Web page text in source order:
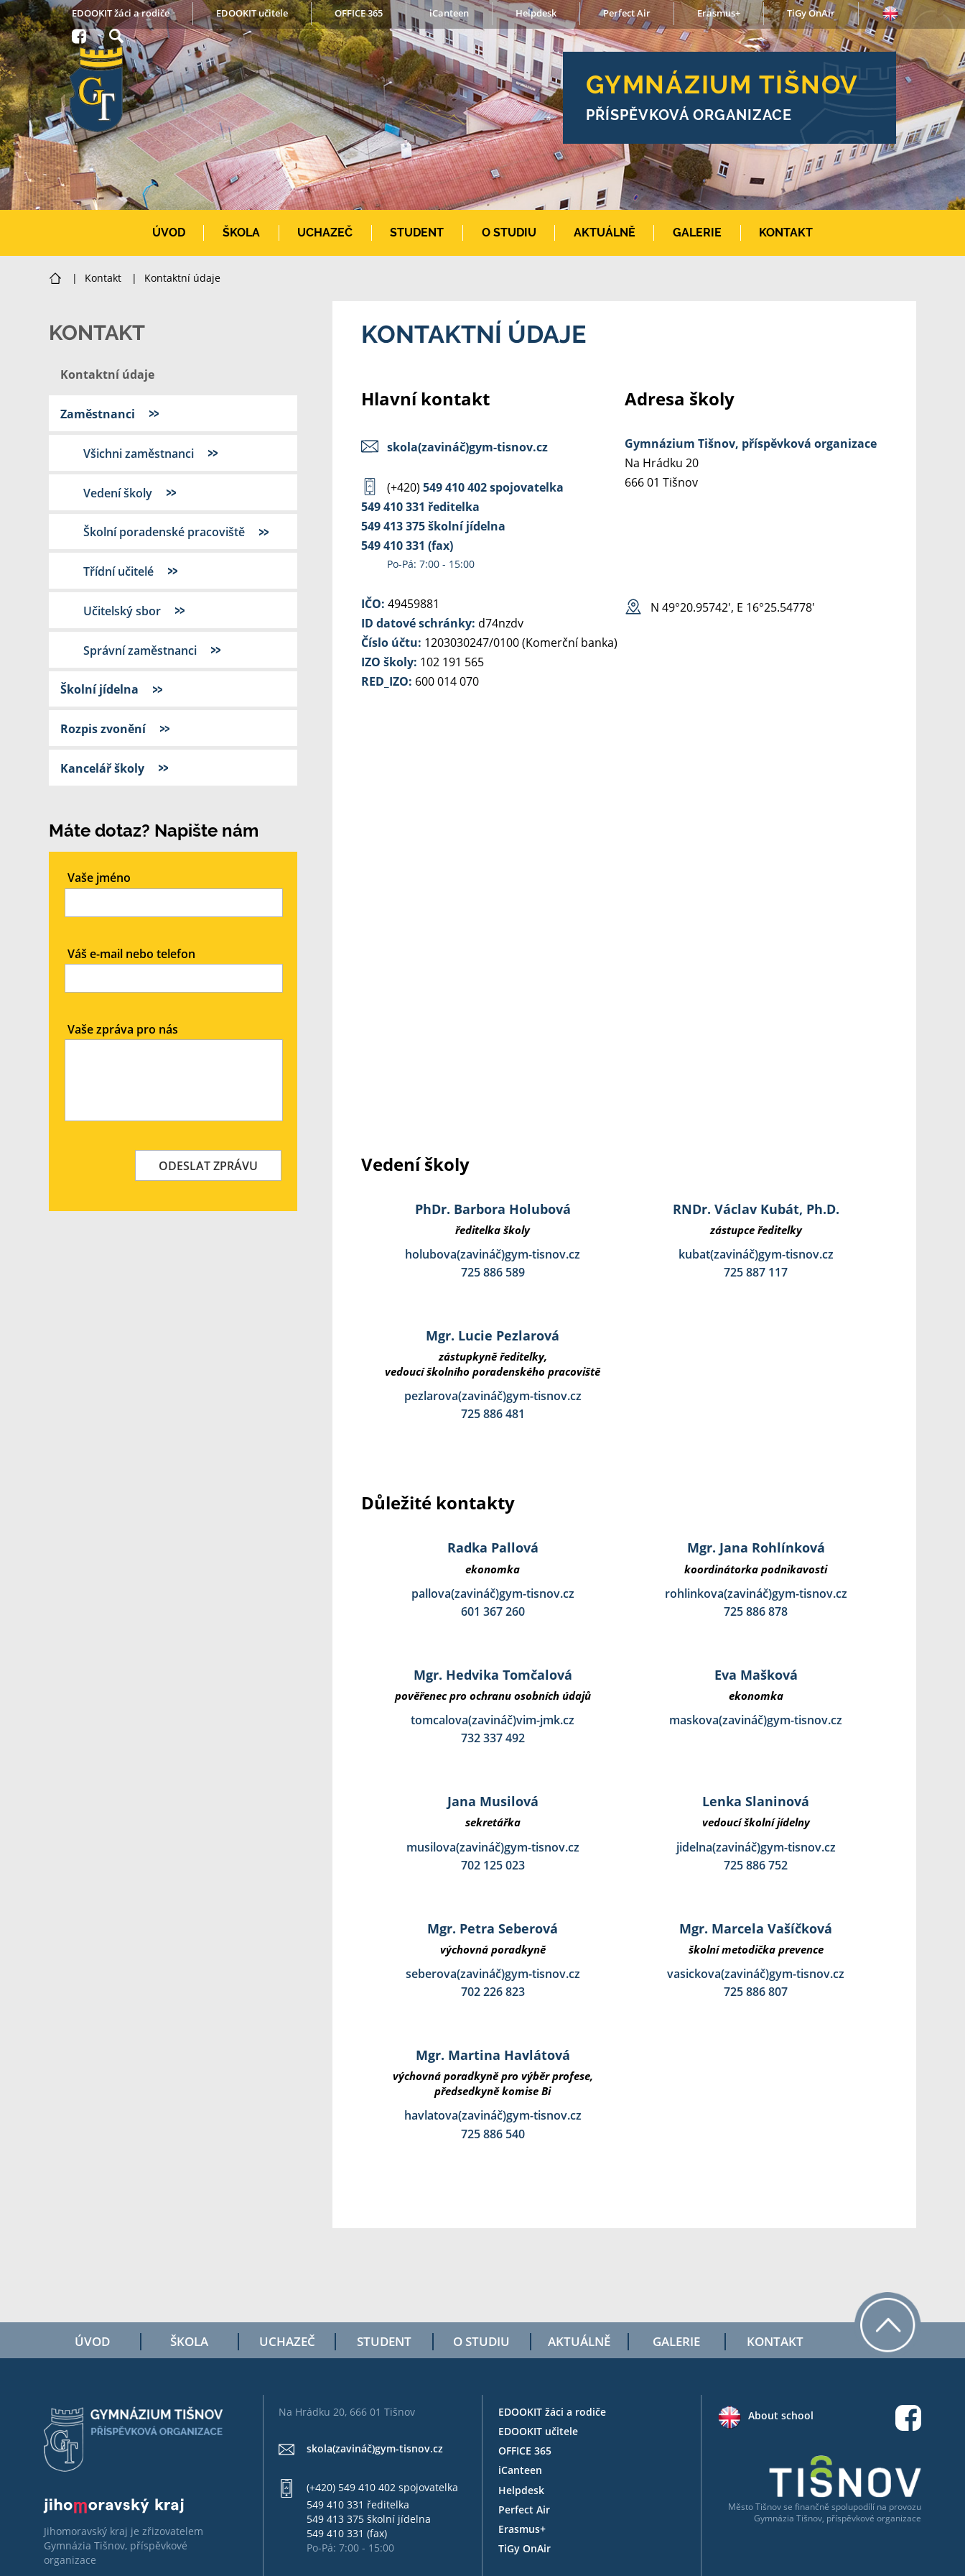
GYMNÁZIUM TIŠNOV
PŘÍSPĚVKOVÁ ORGANIZACE
EDOOKIT žáci a rodiče EDOOKIT učitele OFFICE 365 iCanteen Helpdesk Perfect Air Erasmus+ TiGy OnAir
ÚVOD ŠKOLA UCHAZEČ STUDENT O STUDIU AKTUÁLNĚ GALERIE KONTAKT
| Kontakt | Kontaktní údaje
KONTAKTNÍ ÚDAJE
Hlavní kontakt
skola(zavináč)gym-tisnov.cz
(+420)549 410 402 spojovatelka
549 410 331 ředitelka
549 413 375 školní jídelna
549 410 331 (fax)
Po-Pá: 7:00 - 15:00
Adresa školy
Gymnázium Tišnov, příspěvková organizace
Na Hrádku 20
666 01 Tišnov
IČO: 49459881
ID datové schránky: d74nzdv
Číslo účtu: 1203030247/0100 (Komerční banka)
IZO školy: 102 191 565
RED_IZO: 600 014 070
N 49°20.95742', E 16°25.54778'
Vedení školy
PhDr. Barbora Holubová
ředitelka školy
holubova(zavináč)gym-tisnov.cz
725 886 589
RNDr. Václav Kubát, Ph.D.
zástupce ředitelky
kubat(zavináč)gym-tisnov.cz
725 887 117
Mgr. Lucie Pezlarová
zástupkyně ředitelky,
vedoucí školního poradenského pracoviště
pezlarova(zavináč)gym-tisnov.cz
725 886 481
Důležité kontakty
Radka Pallová
ekonomka
pallova(zavináč)gym-tisnov.cz
601 367 260
Mgr. Jana Rohlínková
koordinátorka podnikavosti
rohlinkova(zavináč)gym-tisnov.cz
725 886 878
Mgr. Hedvika Tomčalová
pověřenec pro ochranu osobních údajů
tomcalova(zavináč)vim-jmk.cz
732 337 492
Eva Mašková
ekonomka
maskova(zavináč)gym-tisnov.cz
Jana Musilová
sekretářka
musilova(zavináč)gym-tisnov.cz
702 125 023
Lenka Slaninová
vedoucí školní jídelny
jidelna(zavináč)gym-tisnov.cz
725 886 752
Mgr. Petra Seberová
výchovná poradkyně
seberova(zavináč)gym-tisnov.cz
702 226 823
Mgr. Marcela Vašíčková
školní metodička prevence
vasickova(zavináč)gym-tisnov.cz
725 886 807
Mgr. Martina Havlátová
výchovná poradkyně pro výběr profese,
předsedkyně komise Bi
havlatova(zavináč)gym-tisnov.cz
725 886 540
KONTAKT
Kontaktní údaje
Zaměstnanci
Všichni zaměstnanci
Vedení školy
Školní poradenské pracoviště
Třídní učitelé
Učitelský sbor
Správní zaměstnanci
Školní jídelna
Rozpis zvonění
Kancelář školy
Máte dotaz? Napište nám
Vaše jméno
Váš e-mail nebo telefon
Vaše zpráva pro nás
ODESLAT ZPRÁVU
ÚVOD ŠKOLA UCHAZEČ STUDENT O STUDIU AKTUÁLNĚ GALERIE KONTAKT
Jihomoravský kraj je zřizovatelem
Gymnázia Tišnov, příspěvkové
organizace
Na Hrádku 20, 666 01 Tišnov
skola(zavináč)gym-tisnov.cz
(+420) 549 410 402 spojovatelka
549 410 331 ředitelka
549 413 375 školní jídelna
549 410 331 (fax)
Po-Pá: 7:00 - 15:00
EDOOKIT žáci a rodiče
EDOOKIT učitele
OFFICE 365
iCanteen
Helpdesk
Perfect Air
Erasmus+
TiGy OnAir
About school
Město Tišnov se finančně spolupodílí na provozu
Gymnázia Tišnov, příspěvkové organizace